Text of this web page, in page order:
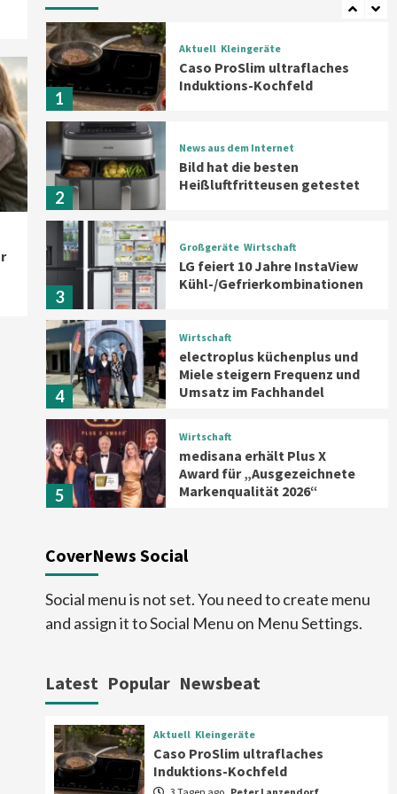
1
Aktuell Kleingeräte
Caso ProSlim ultraflaches
Induktions-Kochfeld
2
News aus dem Internet
Bild hat die besten
Heißluftfritteusen getestet
3
Großgeräte Wirtschaft
LG feiert 10 Jahre InstaView
Kühl-/Gefrierkombinationen
4
Wirtschaft
electroplus küchenplus und
Miele steigern Frequenz und
Umsatz im Fachhandel
5
Wirtschaft
medisana erhält Plus X
Award für „Ausgezeichnete
Markenqualität 2026“
6
Verbraucher setzen immer
Ventilatoren
7
Bird Angeboten
Kleingeräte
Caso ProSlim ultraflaches
Induktions-Kochfeld
CoverNews Social
Social menu is not set. You need to create menu
and assign it to Social Menu on Menu Settings.
Latest Popular Newsbeat
Aktuell Kleingeräte
Caso ProSlim ultraflaches
Induktions-Kochfeld